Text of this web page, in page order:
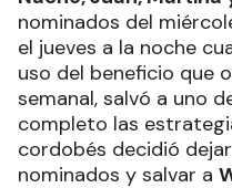
nominados del
el jueves a la noche
uso del beneficio que
semanal, salvó a uno
completo las
cordobés decidió
nominados y salvar a